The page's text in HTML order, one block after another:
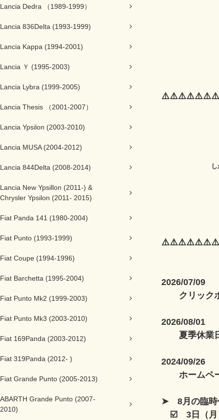
Lancia Dedra （1989-1999）
Lancia 836Delta (1993-1999)
Lancia Kappa (1994-2001)
Lancia Ｙ (1995-2003)
Lancia Lybra (1999-2005)
Lancia Thesis （2001-2007）
Lancia Ypsilon (2003-2010)
Lancia MUSA (2004-2012)
Lancia 844Delta (2008-2014)
Lancia New Ypsillon (2011-) &
Chrysler Ypsilon (2011- 2015)
Fiat Panda 141 (1980-2004)
Fiat Punto (1993-1999)
Fiat Coupe (1994-1996)
Fiat Barchetta (1995-2004)
Fiat Punto Mk2 (1999-2003)
Fiat Punto Mk3 (2003-2010)
Fiat 169Panda (2003-2012)
Fiat 319Panda (2012- )
Fiat Grande Punto (2005-2013)
ABARTH Grande Punto (2007-
2010)
しかし、キャ
2026/07/09
クリック
2026/08/01
夏季休業
2024/09/26
ホームペ
➤ 8月の臨時
☑️ 3日（月）